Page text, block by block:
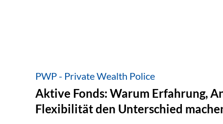
PWP - Private Wealth Police
Aktive Fonds: Warum Erfahrung,
Flexibilität den Unterschied